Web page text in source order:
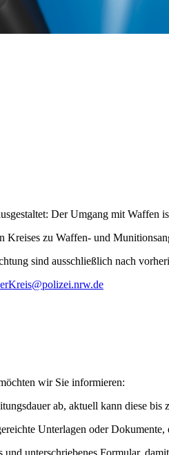
Der Umgang mit
zu Waffen- und
sind ausschließlich nach
wir Sie informieren:
ab, aktuell kann diese bis
Unterlagen oder
unterschriebenes Formular,